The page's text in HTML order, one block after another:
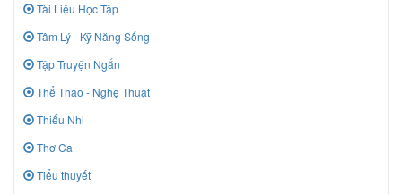
Tài Liệu Học Tập
Tâm Lý - Kỹ Năng Sống
Tập Truyện Ngắn
Thể Thao - Nghệ Thuật
Thiếu Nhi
Thơ Ca
Tiểu thuyết